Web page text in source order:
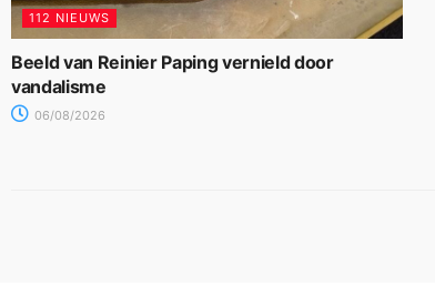
112 NIEUWS
Beeld van Reinier Paping vernield door
vandalisme
06/08/2026